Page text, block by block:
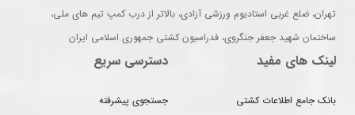
تهران، ضلع غربی استادیوم ورزشی آزادی، بالاتر از درب کمپ تیم های ملی،
ساختمان شهید جعفر جنگروی، فدراسیون کشتی جمهوری اسلامی ایران
لینک های مفید
بانک جامع اطلاعات کشتی
دسترسی سریع
جستجوی پیشرفته